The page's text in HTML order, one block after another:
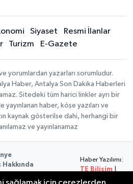
Siyaset
Resmi İlanlar
Turizm E-Gazete
yorumlardan yazarları sorumludur.
Haber, Antalya Son Dakika Haberleri
Sitedeki tüm harici linkler ayrı bir
yayınlanan haber, köşe yazıları ve
kaynak gösterilse dahi, herhangi bir
ve yayınlanamaz
Hakkında
Haber Yazılımı:
TE Bilişim
Copyright ©